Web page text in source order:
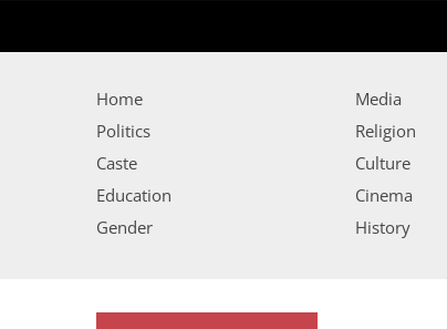
Home
Politics
Caste
Education
Gender
Media
Religion
Culture
Cinema
History